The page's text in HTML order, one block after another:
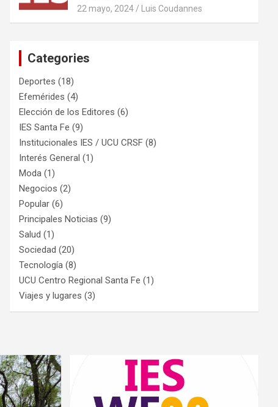
22 mayo, 2024 Luis Coudannes
Categories
Deportes (18)
Efemérides (4)
Elección de los Editores (6)
IES Santa Fe (9)
Institucionales IES / UCU CRSF (8)
Interés General (1)
Moda (1)
Negocios (2)
Popular (6)
Principales Noticias (9)
Salud (1)
Sociedad (20)
Tecnología (8)
UCU Centro Regional Santa Fe (1)
Viajes y lugares (3)